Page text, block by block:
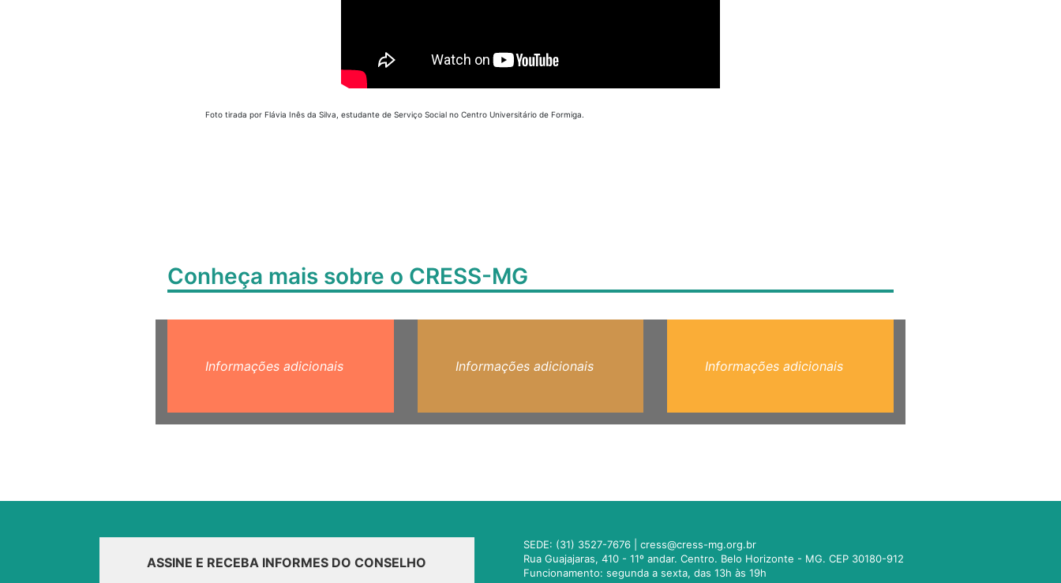
Foto tirada por Flávia Inês da Silva, estudante de Serviço Social no Centro Universitário de Formiga.
Conheça mais sobre o CRESS-MG
Informações adicionais Informações adicionais Informações adicionais
ASSINE E RECEBA INFORMES DO CONSELHO
SEDE: (31) 3527-7676 |cress@cress-mg.org.br
Rua Guajajaras, 410 - 11º andar. Centro. Belo Horizonte - MG. CEP 30180-912
Funcionamento: segunda a sexta, das 13h às 19h